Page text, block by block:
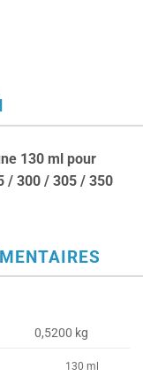
130 ml pour
/ 300 / 305 / 350
0,5200 kg
130 ml